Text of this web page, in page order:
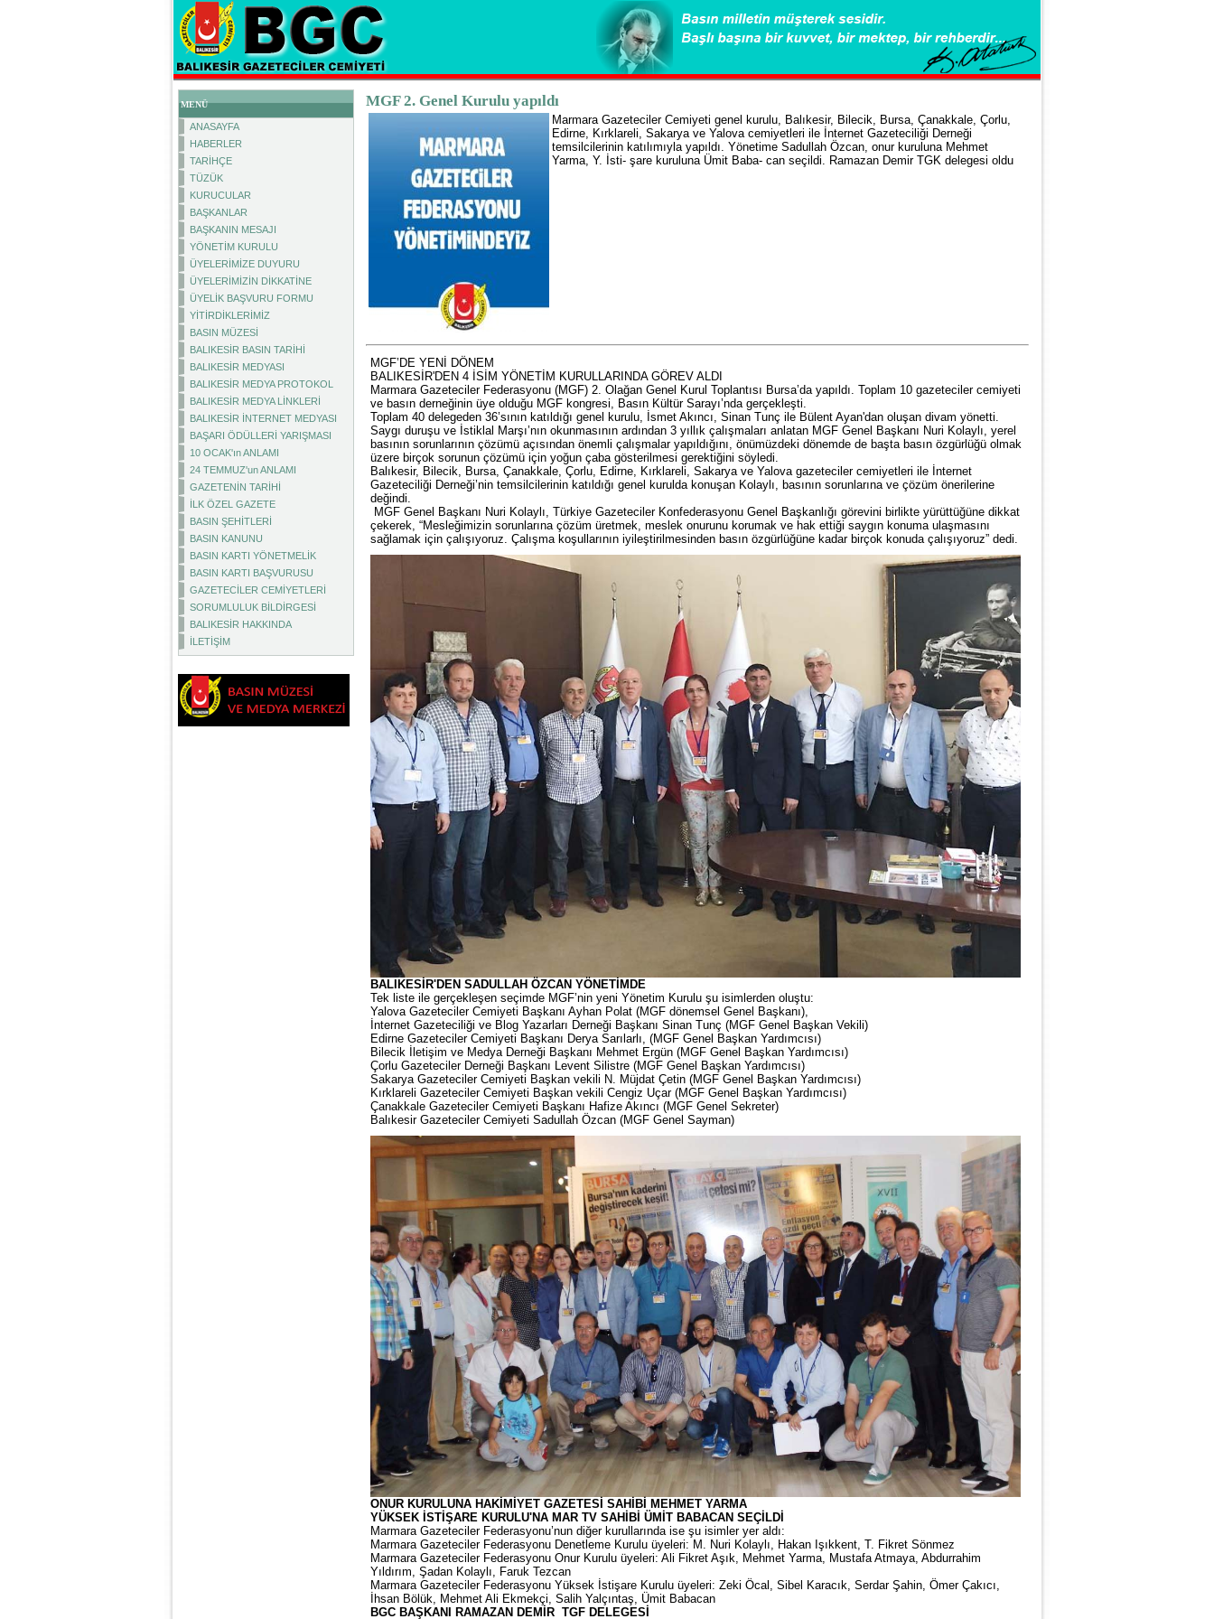
MENÜ
ANASAYFA
HABERLER
TARİHÇE
TÜZÜK
KURUCULAR
BAŞKANLAR
BAŞKANIN MESAJI
YÖNETİM KURULU
ÜYELERİMİZE DUYURU
ÜYELERİMİZİN DİKKATİNE
ÜYELİK BAŞVURU FORMU
YİTİRDİKLERİMİZ
BASIN MÜZESİ
BALIKESİR BASIN TARİHİ
BALIKESİR MEDYASI
BALIKESİR MEDYA PROTOKOL
BALIKESİR MEDYA LİNKLERİ
BALIKESİR İNTERNET MEDYASI
BAŞARI ÖDÜLLERİ YARIŞMASI
10 OCAK'ın ANLAMI
24 TEMMUZ'un ANLAMI
GAZETENİN TARİHİ
İLK ÖZEL GAZETE
BASIN ŞEHİTLERİ
BASIN KANUNU
BASIN KARTI YÖNETMELİK
BASIN KARTI BAŞVURUSU
GAZETECİLER CEMİYETLERİ
SORUMLULUK BİLDİRGESİ
BALIKESİR HAKKINDA
İLETİŞİM
MGF 2. Genel Kurulu yapıldı
Marmara Gazeteciler Cemiyeti genel kurulu, Balıkesir, Bilecik, Bursa, Çanakkale, Çorlu,
Edirne, Kırklareli, Sakarya ve Yalova cemiyetleri ile İnternet Gazeteciliği Derneği
temsilcilerinin katılımıyla yapıldı. Yönetime Sadullah Özcan, onur kuruluna Mehmet
Yarma, Y. İsti- şare kuruluna Ümit Baba- can seçildi. Ramazan Demir TGK delegesi oldu
MGF’DE YENİ DÖNEM
BALIKESİR'DEN 4 İSİM YÖNETİM KURULLARINDA GÖREV ALDI
Marmara Gazeteciler Federasyonu (MGF) 2. Olağan Genel Kurul Toplantısı Bursa’da yapıldı. Toplam 10 gazeteciler cemiyeti
ve basın derneğinin üye olduğu MGF kongresi, Basın Kültür Sarayı’nda gerçekleşti.
Toplam 40 delegeden 36’sının katıldığı genel kurulu, İsmet Akıncı, Sinan Tunç ile Bülent Ayan'dan oluşan divam yönetti.
Saygı duruşu ve İstiklal Marşı’nın okunmasının ardından 3 yıllık çalışmaları anlatan MGF Genel Başkanı Nuri Kolaylı, yerel
basının sorunlarının çözümü açısından önemli çalışmalar yapıldığını, önümüzdeki dönemde de başta basın özgürlüğü olmak
üzere birçok sorunun çözümü için yoğun çaba gösterilmesi gerektiğini söyledi.
Balıkesir, Bilecik, Bursa, Çanakkale, Çorlu, Edirne, Kırklareli, Sakarya ve Yalova gazeteciler cemiyetleri ile İnternet
Gazeteciliği Derneği’nin temsilcilerinin katıldığı genel kurulda konuşan Kolaylı, basının sorunlarına ve çözüm önerilerine
değindi.
MGF Genel Başkanı Nuri Kolaylı, Türkiye Gazeteciler Konfederasyonu Genel Başkanlığı görevini birlikte yürüttüğüne dikkat
çekerek, “Mesleğimizin sorunlarına çözüm üretmek, meslek onurunu korumak ve hak ettiği saygın konuma ulaşmasını
sağlamak için çalışıyoruz. Çalışma koşullarının iyileştirilmesinden basın özgürlüğüne kadar birçok konuda çalışıyoruz” dedi.
BALIKESİR'DEN SADULLAH ÖZCAN YÖNETİMDE
Tek liste ile gerçekleşen seçimde MGF’nin yeni Yönetim Kurulu şu isimlerden oluştu:
Yalova Gazeteciler Cemiyeti Başkanı Ayhan Polat (MGF dönemsel Genel Başkanı),
İnternet Gazeteciliği ve Blog Yazarları Derneği Başkanı Sinan Tunç (MGF Genel Başkan Vekili)
Edirne Gazeteciler Cemiyeti Başkanı Derya Sarılarlı, (MGF Genel Başkan Yardımcısı)
Bilecik İletişim ve Medya Derneği Başkanı Mehmet Ergün (MGF Genel Başkan Yardımcısı)
Çorlu Gazeteciler Derneği Başkanı Levent Silistre (MGF Genel Başkan Yardımcısı)
Sakarya Gazeteciler Cemiyeti Başkan vekili N. Müjdat Çetin (MGF Genel Başkan Yardımcısı)
Kırklareli Gazeteciler Cemiyeti Başkan vekili Cengiz Uçar (MGF Genel Başkan Yardımcısı)
Çanakkale Gazeteciler Cemiyeti Başkanı Hafize Akıncı (MGF Genel Sekreter)
Balıkesir Gazeteciler Cemiyeti Sadullah Özcan (MGF Genel Sayman)
ONUR KURULUNA HAKİMİYET GAZETESİ SAHİBİ MEHMET YARMA
YÜKSEK İSTİŞARE KURULU'NA MAR TV SAHİBİ ÜMİT BABACAN SEÇİLDİ
Marmara Gazeteciler Federasyonu’nun diğer kurullarında ise şu isimler yer aldı:
Marmara Gazeteciler Federasyonu Denetleme Kurulu üyeleri: M. Nuri Kolaylı, Hakan Işıkkent, T. Fikret Sönmez
Marmara Gazeteciler Federasyonu Onur Kurulu üyeleri: Ali Fikret Aşık, Mehmet Yarma, Mustafa Atmaya, Abdurrahim
Yıldırım, Şadan Kolaylı, Faruk Tezcan
Marmara Gazeteciler Federasyonu Yüksek İstişare Kurulu üyeleri: Zeki Öcal, Sibel Karacık, Serdar Şahin, Ömer Çakıcı,
İhsan Bölük, Mehmet Ali Ekmekçi, Salih Yalçıntaş, Ümit Babacan
BGC BAŞKANI RAMAZAN DEMİR TGF DELEGESİ